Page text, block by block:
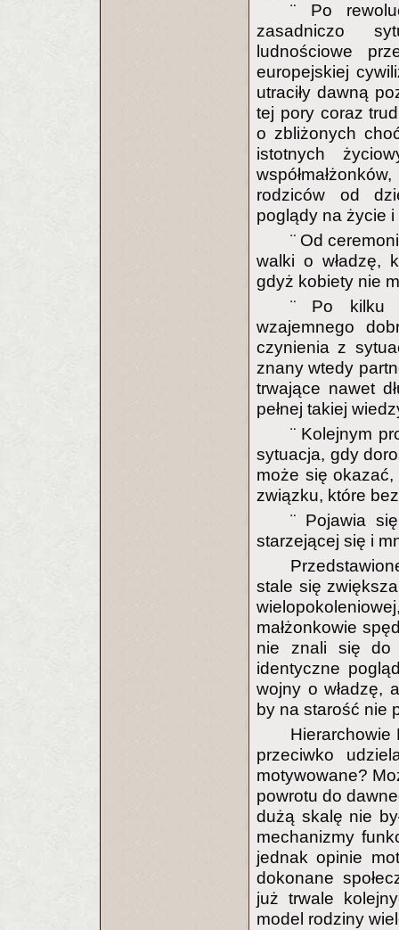
¨ Po
zasadniczo
ludnościowe
europejskiej
utraciły dawną
tej pory coraz
o zbliżonych
istotnych
rodziców od
poglądy na życie i
¨ Od
walki o władzę,
gdyż kobiety nie
¨ Po kilku
wzajemnego
czynienia z
znany wtedy
trwające nawet
pełnej takiej
¨ Kolejnym
sytuacja, gdy
może się okazać,
związku, które
¨ Pojawia
starzejącej się i
stale się
małżonkowie
nie znali się do
identyczne
wojny o władzę,
by na starość nie
Hierarchowie
przeciwko
motywowane?
powrotu do
dużą skalę nie
mechanizmy
jednak opinie
dokonane
już trwale
model rodziny